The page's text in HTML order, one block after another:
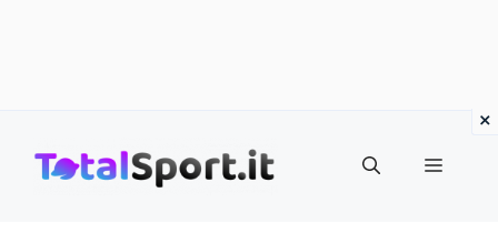
MENU